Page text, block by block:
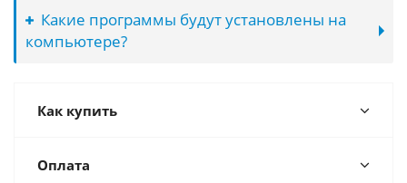
Какие программы будут установлены на
компьютере?
Как купить
Оплата